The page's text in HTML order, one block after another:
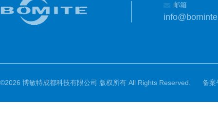
邮箱
©2026 博敏特成都科技有限公司 版权所有 All Rights Reserved. 备案